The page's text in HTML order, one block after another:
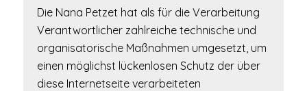
Die Nana Petzet hat als für die Verarbeitung
Verantwortlicher zahlreiche technische und
organisatorische Maßnahmen umgesetzt, um
einen möglichst lückenlosen Schutz der über
diese Internetseite verarbeiteten